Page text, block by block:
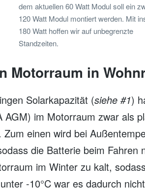
dem aktuellen 60 Watt Modul soll ein
120 Watt Modul montiert werden. Mit
180 Watt hoffen wir auf unbegrenzte
Standzeiten.
Motorraum in
Solarkapazität (siehe #1)
AGM) im Motorraum zwar als
einen wird bei
die Batterie beim Fahren
im Winter zu kalt,
-10°C war es dadurch